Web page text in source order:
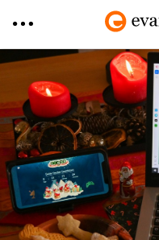
Direkt
zum
Inhalt